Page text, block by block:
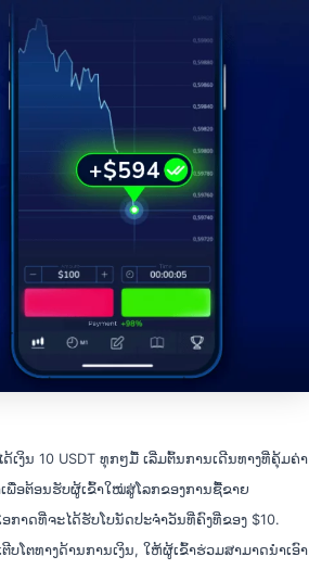
ດ້ເງິນ 10 USDT ທຸກໆມື້ ເລີ່ມຕົ້ນການເດີນທາງທີ່ຄຸ້ມຄ່າ
ພື່ອຕ້ອນຮັບຜູ້ເຂົ້າໃໝ່ສູ່ໂລກຂອງການຊື້ຂາຍ
ກາດທີ່ຈະໄດ້ຮັບໂບນັດປະຈຳວັນທີ່ຄົງທີ່ຂອງ $10.
ໂຕທາງດ້ານການເງິນ, ໃຫ້ຜູ້ເຂົ້າຮ່ວມສາມາດນໍາເອົາ